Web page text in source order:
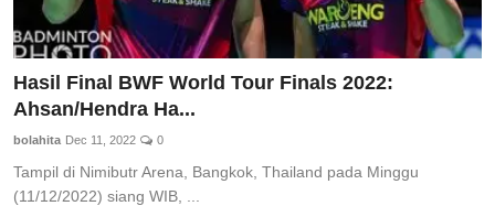
Hasil Final BWF World Tour Finals 2022:
Ahsan/Hendra Ha...
bolahita Dec 11, 2022 0
Tampil di Nimibutr Arena, Bangkok, Thailand pada Minggu
(11/12/2022) siang WIB, ...